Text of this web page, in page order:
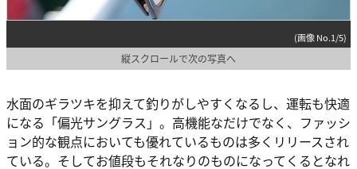
(画像 No.1/5)
縦スクロールで次の写真へ
水面のギラツキを抑えて釣りがしやすくなるし、運転も快適
になる「偏光サングラス」。高機能なだけでなく、ファッシ
ョン的な観点においても優れているものは多くリリースされ
ている。そしてお値段もそれなりのものになってくるとなれ